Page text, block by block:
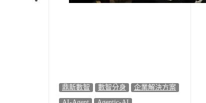
鼎新數智 數智分身
企業解決方案